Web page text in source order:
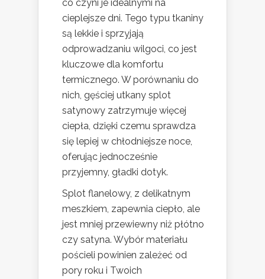
co czyni je idealnymi na
cieplejsze dni. Tego typu tkaniny
są lekkie i sprzyjają
odprowadzaniu wilgoci, co jest
kluczowe dla komfortu
termicznego. W porównaniu do
nich, gęściej utkany splot
satynowy zatrzymuje więcej
ciepła, dzięki czemu sprawdza
się lepiej w chłodniejsze noce,
oferując jednocześnie
przyjemny, gładki dotyk.
Splot flanelowy, z delikatnym
meszkiem, zapewnia ciepło, ale
jest mniej przewiewny niż płótno
czy satyna. Wybór materiału
pościeli powinien zależeć od
pory roku i Twoich